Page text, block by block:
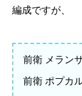
編成ですが、
前衛 メラ
前衛 ポプ